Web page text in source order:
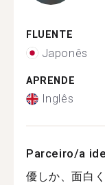
FLUENTE
Japonês
APRENDE
Inglês
Parceiro/a
優しか、面白